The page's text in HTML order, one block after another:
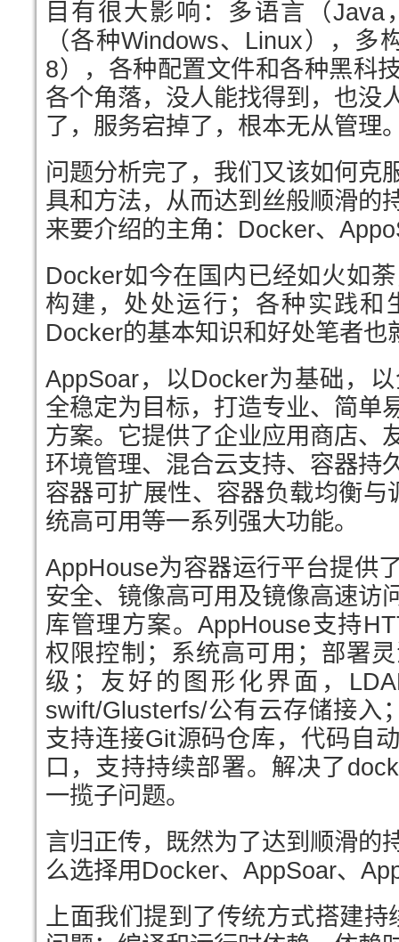
目有很大影响：多语言（
（各种Windows、Linux），多
8），各种配置文件和各种黑科
各个角落，没人能找得到，也没
了，服务宕掉了，根本无从管理
问题分析完了，我们又该如何克
具和方法，从而达到丝般顺滑的
来要介绍的主角：Docker、
Docker如今在国内已经如火如
构建，处处运行；各种实践和
Docker的基本知识和好处笔者也
AppSoar，以Docker为基础，
全稳定为目标，打造专业、简单
方案。它提供了企业应用商店、
环境管理、混合云支持、容器持
容器可扩展性、容器负载均衡与
统高可用等一系列强大功能。
AppHouse为容器运行平台提供
安全、镜像高可用及镜像高速访
库管理方案。AppHouse支持
权限控制；系统高可用；部署
级；友好的图形化界面，
swift/Glusterfs/公有云存储接入
支持连接Git源码仓库，代码自
口，支持持续部署。解决了
一揽子问题。
言归正传，既然为了达到顺滑的
么选择用Docker、AppSoar、
上面我们提到了传统方式搭建